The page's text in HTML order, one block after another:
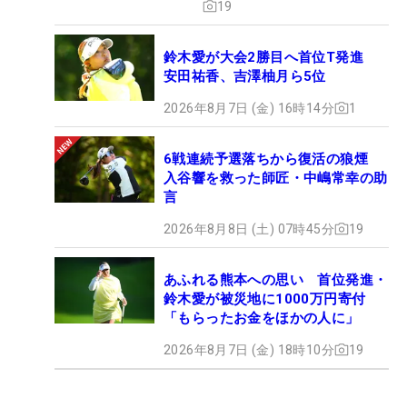
19
鈴木愛が大会2勝目へ首位T発進
安田祐香、吉澤柚月ら5位
2026年8月7日 (金) 16時14分 1
6戦連続予選落ちから復活の狼煙
入谷響を救った師匠・中嶋常幸の助
言
2026年8月8日 (土) 07時45分 19
あふれる熊本への思い 首位発進・
鈴木愛が被災地に1000万円寄付
「もらったお金をほかの人に」
2026年8月7日 (金) 18時10分 19